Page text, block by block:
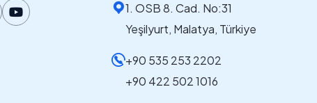
1. OSB 8. Cad. No:31
Yeşilyurt, Malatya, Türkiye
+90 535 253 2202
+90 422 502 1016